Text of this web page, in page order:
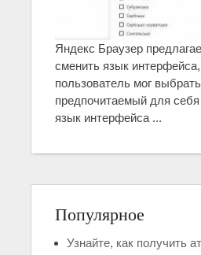
Яндекс Браузер
сменить язык
пользователь мог
предпочитаемый для
язык интерфейса ...
Популярное
Узнайте, как получить